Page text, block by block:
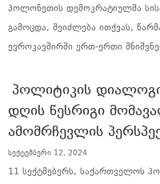
პოლონეთის დემოკრატიულმა
გამოცდა, შეიძლება ითქვას,
ევროკავშირში ერთ-ერთი
ᲞᲝᲚᲘᲢᲘᲙᲘᲡ
ᲓᲦᲘᲡ ᲬᲔᲡᲠᲘᲒᲘ
ᲐᲛᲝᲛᲠᲩᲔᲕᲚᲘᲡ
სექტემბერი 12, 2024
11 სექტმებერს, საქართველოს